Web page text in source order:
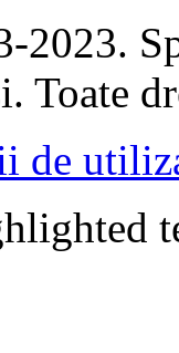
Toate
de